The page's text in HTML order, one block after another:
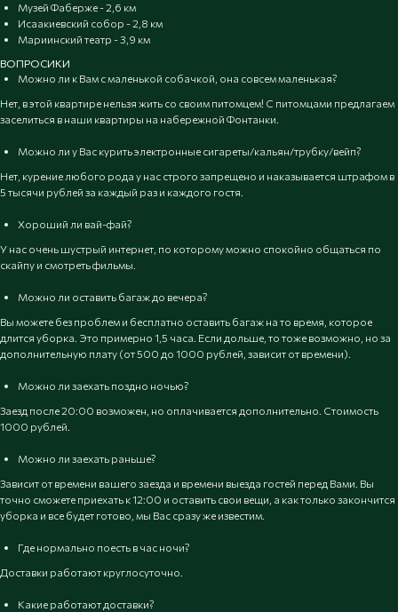
Музей Фаберже - 2,6 км
Исаакиевский собор - 2,8 км
Мариинский театр - 3,9 км
ВОПРОСИКИ
Можно ли к Вам с маленькой собачкой, она совсем маленькая?
Нет, в этой квартире нельзя жить со своим питомцем! С питомцами предлагаем
заселиться в наши квартиры на набережной Фонтанки.
Можно ли у Вас курить электронные сигареты/кальян/трубку/вейп?
Нет, курение любого рода у нас строго запрещено и наказывается штрафом в
5 тысячи рублей за каждый раз и каждого гостя.
Хороший ли вай-фай?
У нас очень шустрый интернет, по которому можно спокойно общаться по
скайпу и смотреть фильмы.
Можно ли оставить багаж до вечера?
Вы можете без проблем и бесплатно оставить багаж на то время, которое
длится уборка. Это примерно 1,5 часа. Если дольше, то тоже возможно, но за
дополнительную плату (от 500 до 1000 рублей, зависит от времени).
Можно ли заехать поздно ночью?
Заезд после 20:00 возможен, но оплачивается дополнительно. Стоимость
1000 рублей.
Можно ли заехать раньше?
Зависит от времени вашего заезда и времени выезда гостей перед Вами. Вы
точно сможете приехать к 12:00 и оставить свои вещи, а как только закончится
уборка и все будет готово, мы Вас сразу же известим.
Где нормально поесть в час ночи?
Доставки работают круглосуточно.
Какие работают доставки?